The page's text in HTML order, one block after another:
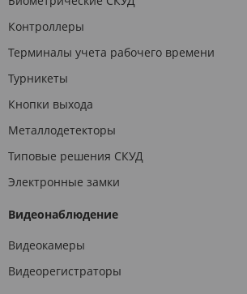
Контроллеры
Терминалы учета рабочего времени
Турникеты
Кнопки выхода
Металлодетекторы
Типовые решения СКУД
Электронные замки
Видеонаблюдение
Видеокамеры
Видеорегистраторы